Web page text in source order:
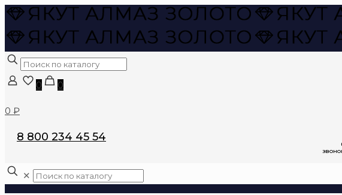
0 0
0 ₽
8 800 234 45 54
✕